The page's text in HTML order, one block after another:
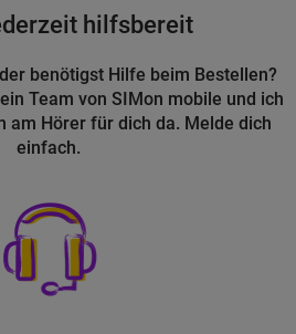
hilfsbereit
benötigst Hilfe beim Bestellen?
Team von SIMon mobile und ich
am Hörer für dich da. Melde dich
einfach.